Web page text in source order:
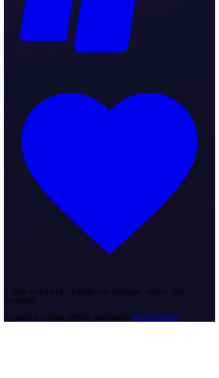
© 2026 jesusTALK · (c)mike von oberbauer · auctor · bei
Ennepetal
Cookielose Analyse (Rybbit, self-hosted). Mehr erfahren